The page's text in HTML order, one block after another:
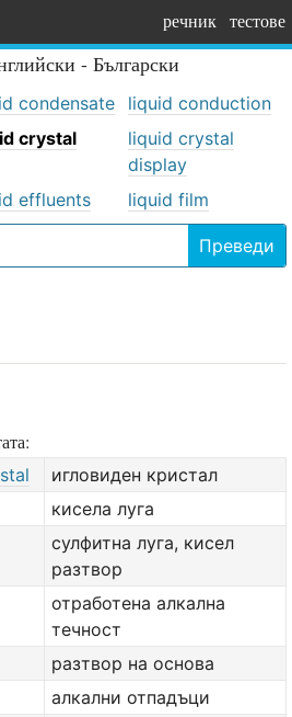
речник тестове
- Български
condensate
liquid conduction
crystal
liquid crystal
display
effluents liquid film
Преведи
игловиден кристал
кисела луга
сулфитна луга, кисел
разтвор
отработена алкална
течност
разтвор на основа
алкални отпадъци